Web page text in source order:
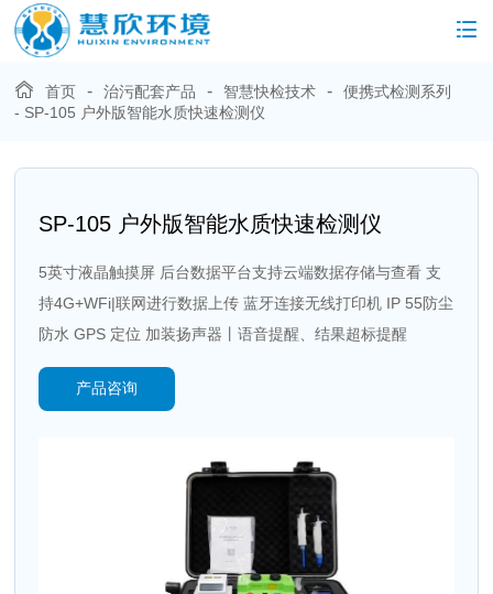
首页 - 治污配套产品 - 智慧快检技术 -
便携式检测系列
- SP-105 户外版智能水质快速检测仪
SP-105 户外版智能水质快速检测仪
5英寸液晶触摸屏 后台数据平台支持云端数据存储与查看 支
持4G+WFi|联网进行数据上传 蓝牙连接无线打印机 IP 55防尘
防水 GPS 定位 加装扬声器丨语音提醒、结果超标提醒
产品咨询